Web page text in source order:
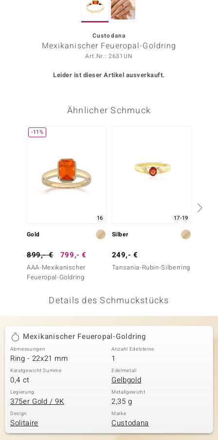
Collection
Custodana
Mexikanischer Feueropal-Goldring
Art.Nr.: 2631UN
Leider ist dieser Artikel ausverkauft.
Ähnlicher Schmuck
-11%
16
Gold
899,- € 799,- €
AAA-Mexikanischer
Feueropal-Goldring
17-19
Silber
249,- €
Tansania-Rubin-Silberring
Details des Schmuckstücks
Mexikanischer Feueropal-Goldring
Abmessungen
Ring - 22x21 mm
Anzahl Edelsteine
1
Karatgewicht Summe
0,4 ct
Edelmetall
Gelbgold
Legierung
375er Gold / 9K
Metallgewicht
2,35 g
Design
Solitaire
Marke
Custodana